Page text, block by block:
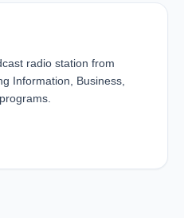
radio station from
Information, Business,